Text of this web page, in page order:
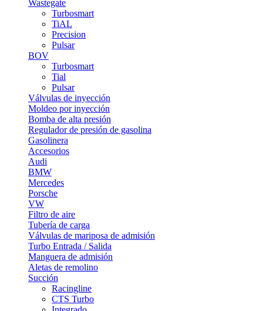
Wastegate
Turbosmart
TiAL
Precision
Pulsar
BOV
Turbosmart
Tial
Pulsar
Válvulas de inyección
Moldeo por inyección
Bomba de alta presión
Regulador de presión de gasolina
Gasolinera
Accesorios
Audi
BMW
Mercedes
Porsche
VW
Filtro de aire
Tubería de carga
Válvulas de mariposa de admisión
Turbo Entrada / Salida
Manguera de admisión
Aletas de remolino
Succión
Racingline
CTS Turbo